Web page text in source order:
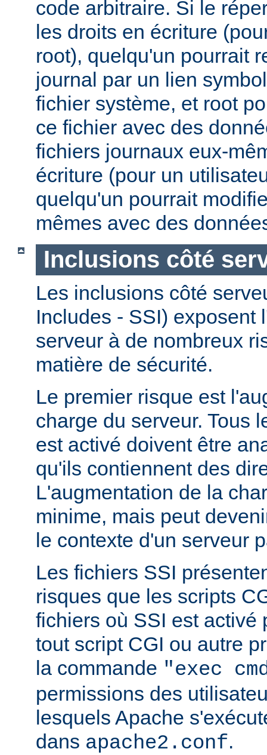
code arbitraire. Si le
les droits en écriture
root), quelqu'un pourrait
journal par un lien
fichier système, et root
ce fichier avec des
fichiers journaux eux-
écriture (pour un
quelqu'un pourrait
mêmes avec des
Inclusions côté
Les inclusions côté
Includes - SSI) exposent
serveur à de nombreux
matière de sécurité.
Le premier risque est
charge du serveur. Tous
est activé doivent être
qu'ils contiennent des
L'augmentation de la
minime, mais peut
le contexte d'un serveur
Les fichiers SSI
risques que les scripts
fichiers où SSI est activé
tout script CGI ou autre
la commande "exec
permissions des
lesquels Apache
dans apache2.conf.